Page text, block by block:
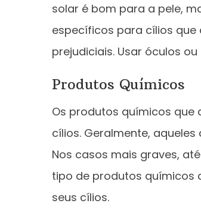
solar é bom para a pele,
específicos para cílios que
prejudiciais. Usar óculos
Produtos Químicos
Os produtos químicos
cílios. Geralmente,
Nos casos mais graves,
tipo de produtos químicos
seus cílios.